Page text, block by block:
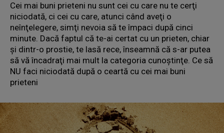
Cei mai buni prieteni nu sunt cei cu care nu te cerţi
niciodată, ci cei cu care, atunci când aveţi o
neînţelegere, simţi nevoia să te împaci după cinci
minute. Dacă faptul că te-ai certat cu un prieten, chiar
şi dintr-o prostie, te lasă rece, înseamnă că s-ar putea
să vă încadraţi mai mult la categoria cunoştinţe. Ce să
NU faci niciodată după o ceartă cu cei mai buni
prieteni